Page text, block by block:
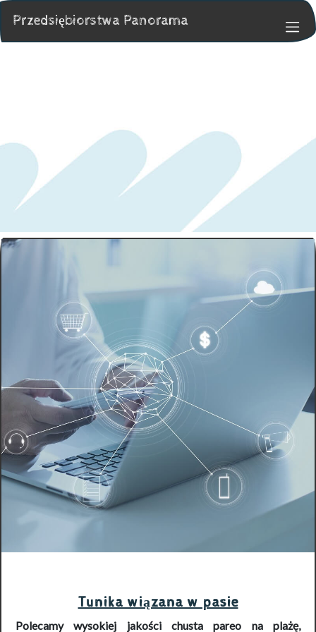
Przedsiębiorstwa Panorama
Tunika wiązana w pasie
Polecamy wysokiej jakości chusta pareo na plażę,